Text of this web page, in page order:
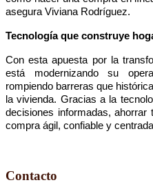
asegura Viviana Rodríguez.
Tecnología que construye
Con esta apuesta por la
está modernizando su
rompiendo barreras que
la vivienda. Gracias a la
decisiones informadas,
compra ágil, confiable y
Contacto